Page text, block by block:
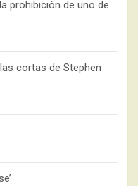
prohibición de uno de
cortas de Stephen